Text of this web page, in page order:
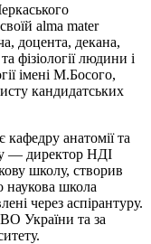
alma mater
доцента, декана,
фізіології людини і
імені М.Босого,
кандидатських
анатомії та
— директор НДІ
школу, створив
наукова школа
через аспірантуру.
України та за